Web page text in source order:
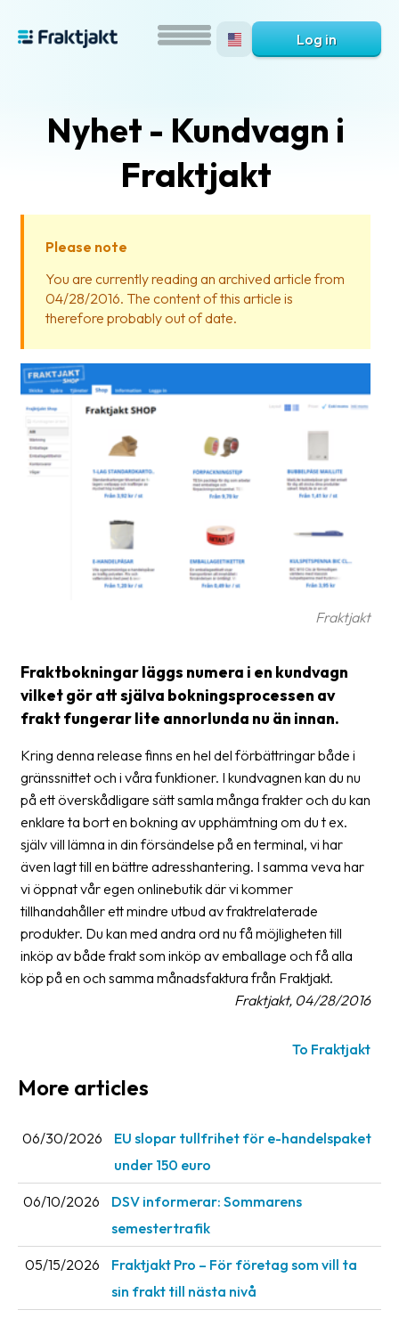
is
Fraktjakt?
Help?
FAQ
Glossary
Packing
Shipping
documents
settings
Delivery
terms
Pickups
Manuals
Downloads
Barcode
scanner
Support
About
the
company
Job
career
archive
Log in
Nyhet - Kundvagn i
Fraktjakt
Please note
You are currently reading an archived article from
04/28/2016. The content of this article is
therefore probably out of date.
Fraktjakt
Fraktbokningar läggs numera i en kundvagn
vilket gör att själva bokningsprocessen av
frakt fungerar lite annorlunda nu än innan.
Kring denna release finns en hel del förbättringar både i
gränssnittet och i våra funktioner. I kundvagnen kan du nu
på ett överskådligare sätt samla många frakter och du kan
enklare ta bort en bokning av upphämtning om du t ex.
själv vill lämna in din försändelse på en terminal, vi har
även lagt till en bättre adresshantering. I samma veva har
vi öppnat vår egen onlinebutik där vi kommer
tillhandahåller ett mindre utbud av fraktrelaterade
produkter. Du kan med andra ord nu få möjligheten till
inköp av både frakt som inköp av emballage och få alla
köp på en och samma månadsfaktura från Fraktjakt.
Fraktjakt, 04/28/2016
To Fraktjakt
More articles
06/30/2026
EU slopar tullfrihet för e-handelspaket
under 150 euro
06/10/2026
DSV informerar: Sommarens
semestertrafik
05/15/2026
Fraktjakt Pro – För företag som vill ta
sin frakt till nästa nivå